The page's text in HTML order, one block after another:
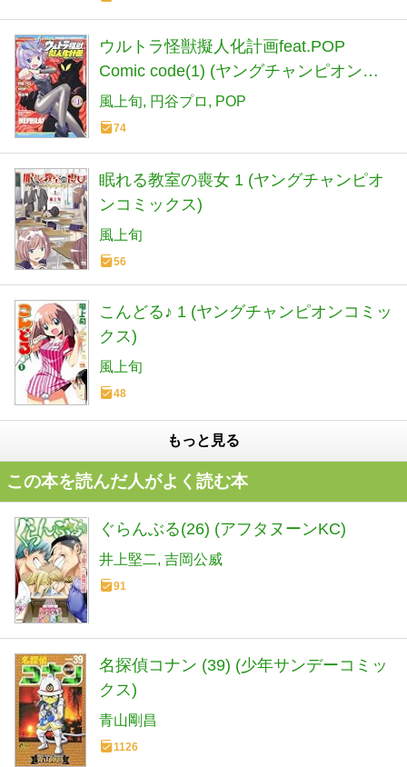
ウルトラ怪獣擬人化計画feat.POP
Comic code(1) (ヤングチャンピオン・
コミックス)
風上旬 円谷プロ POP
74
眠れる教室の喪女 1 (ヤングチャンピオ
ンコミックス)
風上旬
56
こんどる♪ 1 (ヤングチャンピオンコミッ
クス)
風上旬
48
もっと見る
この本を読んだ人がよく読む本
ぐらんぶる(26) (アフタヌーンKC)
井上堅二 吉岡公威
91
名探偵コナン (39) (少年サンデーコミッ
クス)
青山剛昌
1126